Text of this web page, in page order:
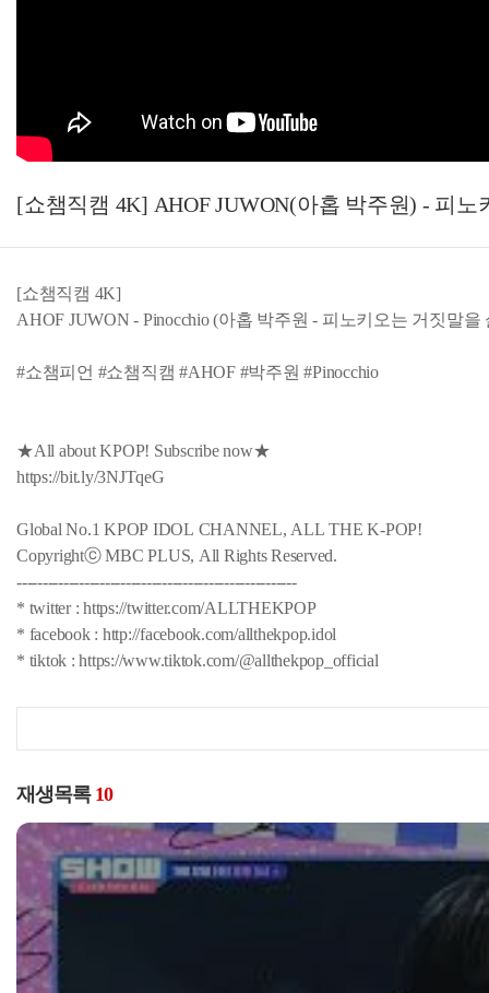
[쇼챔직캠 4K] AHOF JUWON(아홉 박주원) - 피노
[쇼챔직캠 4K]
AHOF JUWON - Pinocchio (아홉 박주원 - 피노키오는 거짓말을
#쇼챔피언 #쇼챔직캠 #AHOF #박주원 #Pinocchio
★All about KPOP! Subscribe now★
https://bit.ly/3NJTqeG
Global No.1 KPOP IDOL CHANNEL, ALL THE K-POP!
Copyrightⓒ MBC PLUS, All Rights Reserved.
------------------------------------------------------
* twitter : https://twitter.com/ALLTHEKPOP
* facebook : http://facebook.com/allthekpop.idol
* tiktok : https://www.tiktok.com/@allthekpop_official
재생목록 10